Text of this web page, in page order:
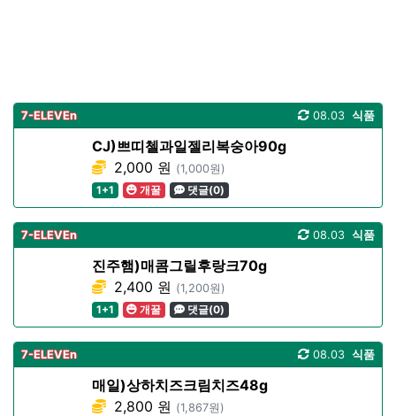
7-ELEVEn 식품
08.03
CJ)쁘띠첼과일젤리복숭아90g
2,000 원 (1,000원)
1+1
개꿀 댓글(0)
7-ELEVEn 식품
08.03
진주햄)매콤그릴후랑크70g
2,400 원 (1,200원)
1+1
개꿀 댓글(0)
7-ELEVEn 식품
08.03
매일)상하치즈크림치즈48g
2,800 원 (1,867원)